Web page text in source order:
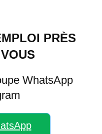
PRÈS
WhatsApp